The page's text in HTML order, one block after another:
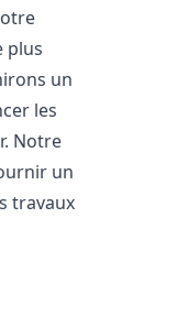
plus
un
les
Notre
un
travaux